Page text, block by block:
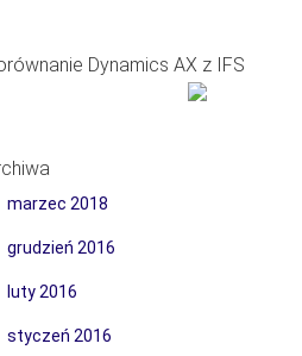
Dynamics AX z IFS
marzec 2018
grudzień 2016
luty 2016
styczeń 2016